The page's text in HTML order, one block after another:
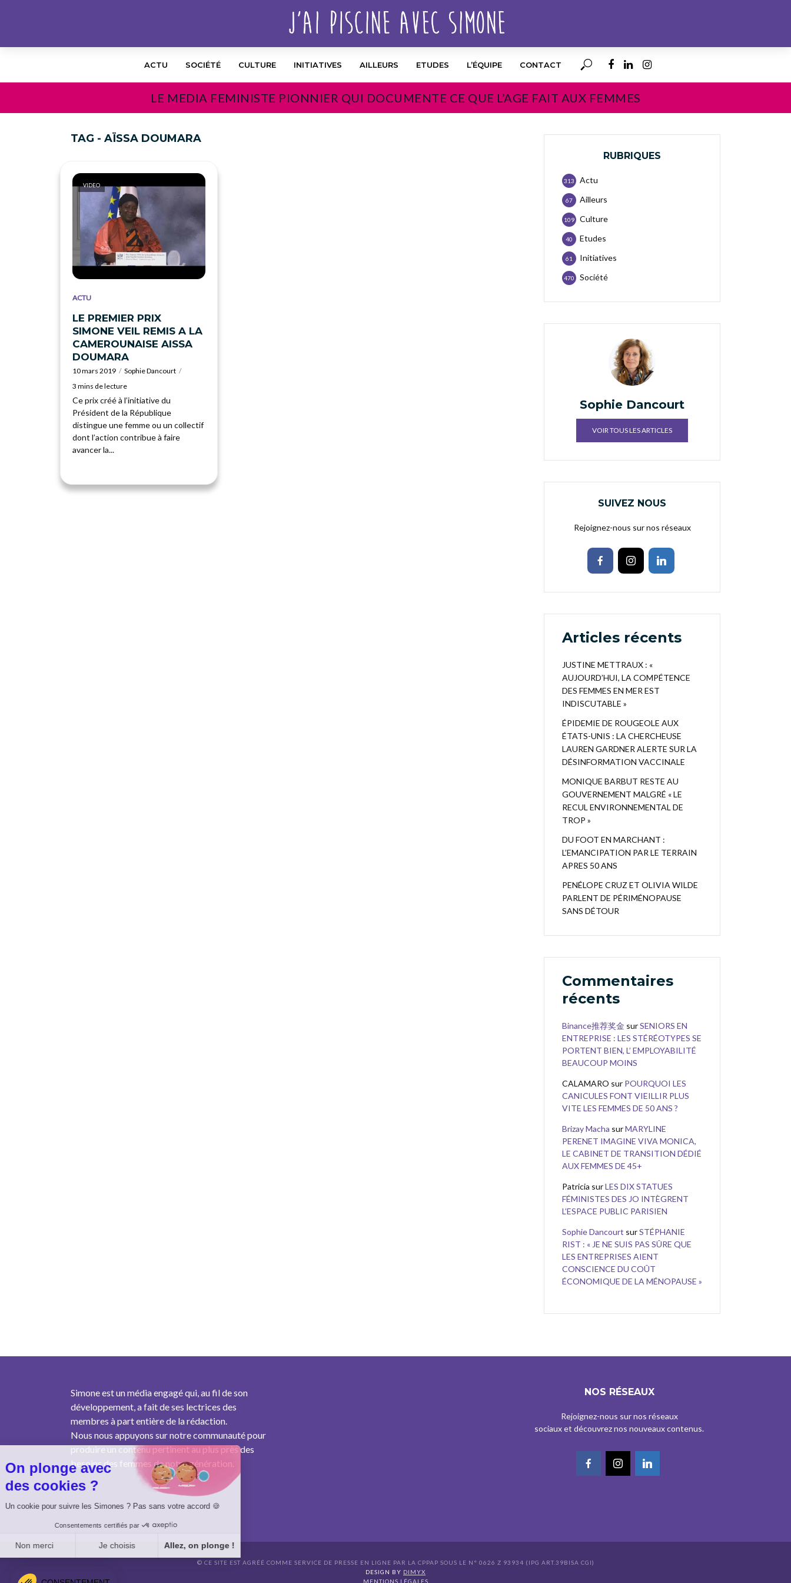
ACTU SOCIÉTÉ CULTURE INITIATIVES AILLEURS ETUDES L’ÉQUIPE CONTACT
LE MEDIA FEMINISTE PIONNIER QUI DOCUMENTE CE QUE L’AGE FAIT AUX FEMMES
TAG - AÏSSA DOUMARA
VIDEO
ACTU
LE PREMIER PRIX
SIMONE VEIL REMIS A LA
CAMEROUNAISE AISSA
DOUMARA
10 mars 2019
Sophie Dancourt
3 mins de lecture
Ce prix créé à l’initiative du
Président de la République
distingue une femme ou un collectif
dont l’action contribue à faire
avancer la...
RUBRIQUES
Actu
313
Ailleurs
67
Culture
109
Etudes
40
Initiatives
61
Société
470
Sophie Dancourt
VOIR TOUS LES ARTICLES
SUIVEZ NOUS
Rejoignez-nous sur nos réseaux
Articles récents
JUSTINE METTRAUX : «
AUJOURD’HUI, LA COMPÉTENCE
DES FEMMES EN MER EST
INDISCUTABLE »
ÉPIDEMIE DE ROUGEOLE AUX
ÉTATS-UNIS : LA CHERCHEUSE
LAUREN GARDNER ALERTE SUR LA
DÉSINFORMATION VACCINALE
MONIQUE BARBUT RESTE AU
GOUVERNEMENT MALGRÉ « LE
RECUL ENVIRONNEMENTAL DE
TROP »
DU FOOT EN MARCHANT :
L’EMANCIPATION PAR LE TERRAIN
APRES 50 ANS
PENÉLOPE CRUZ ET OLIVIA WILDE
PARLENT DE PÉRIMÉNOPAUSE
SANS DÉTOUR
Commentaires
récents
Binance推荐奖金 surSENIORS EN
ENTREPRISE : LES STÉRÉOTYPES SE
PORTENT BIEN, L’ EMPLOYABILITÉ
BEAUCOUP MOINS
CALAMARO sur POURQUOI LES
CANICULES FONT VIEILLIR PLUS
VITE LES FEMMES DE 50 ANS ?
Brizay Macha surMARYLINE
PERENET IMAGINE VIVA MONICA,
LE CABINET DE TRANSITION DÉDIÉ
AUX FEMMES DE 45+
Patricia surLES DIX STATUES
FÉMINISTES DES JO INTÈGRENT
L’ESPACE PUBLIC PARISIEN
Sophie Dancourt surSTÉPHANIE
RIST : « JE NE SUIS PAS SÛRE QUE
LES ENTREPRISES AIENT
CONSCIENCE DU COÛT
ÉCONOMIQUE DE LA MÉNOPAUSE »
Simone est un média engagé qui, au fil de son
développement, a fait de ses lectrices des
membres à part entière de la rédaction.
Nous nous appuyons sur notre communauté pour
produire un contenu pertinent au plus près des
besoins des femmes de notre génération.
NOS RÉSEAUX
Rejoignez-nous sur nos réseaux
sociaux et découvrez nos nouveaux contenus.
© CE SITE EST AGRÉÉ COMME SERVICE DE PRESSE EN LIGNE PAR LA CPPAP SOUS LE N° 0626 Z 93934 (IPG ART.39BISA CGI)
DESIGN BY DIMYX
MENTIONS LÉGALES
On plonge avec
des cookies ?
Un cookie pour suivre les Simones ? Pas sans votre accord 🍪
Consentements certifiés par
Non merci Je choisis Allez, on plonge !
Plateforme de Gestion du Consentement : Personnalisez vos Options